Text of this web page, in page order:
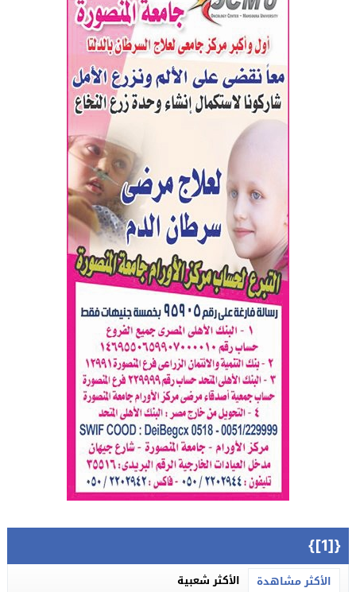
{[1]}
الأكثر مشاهدة الأكثر شعبية